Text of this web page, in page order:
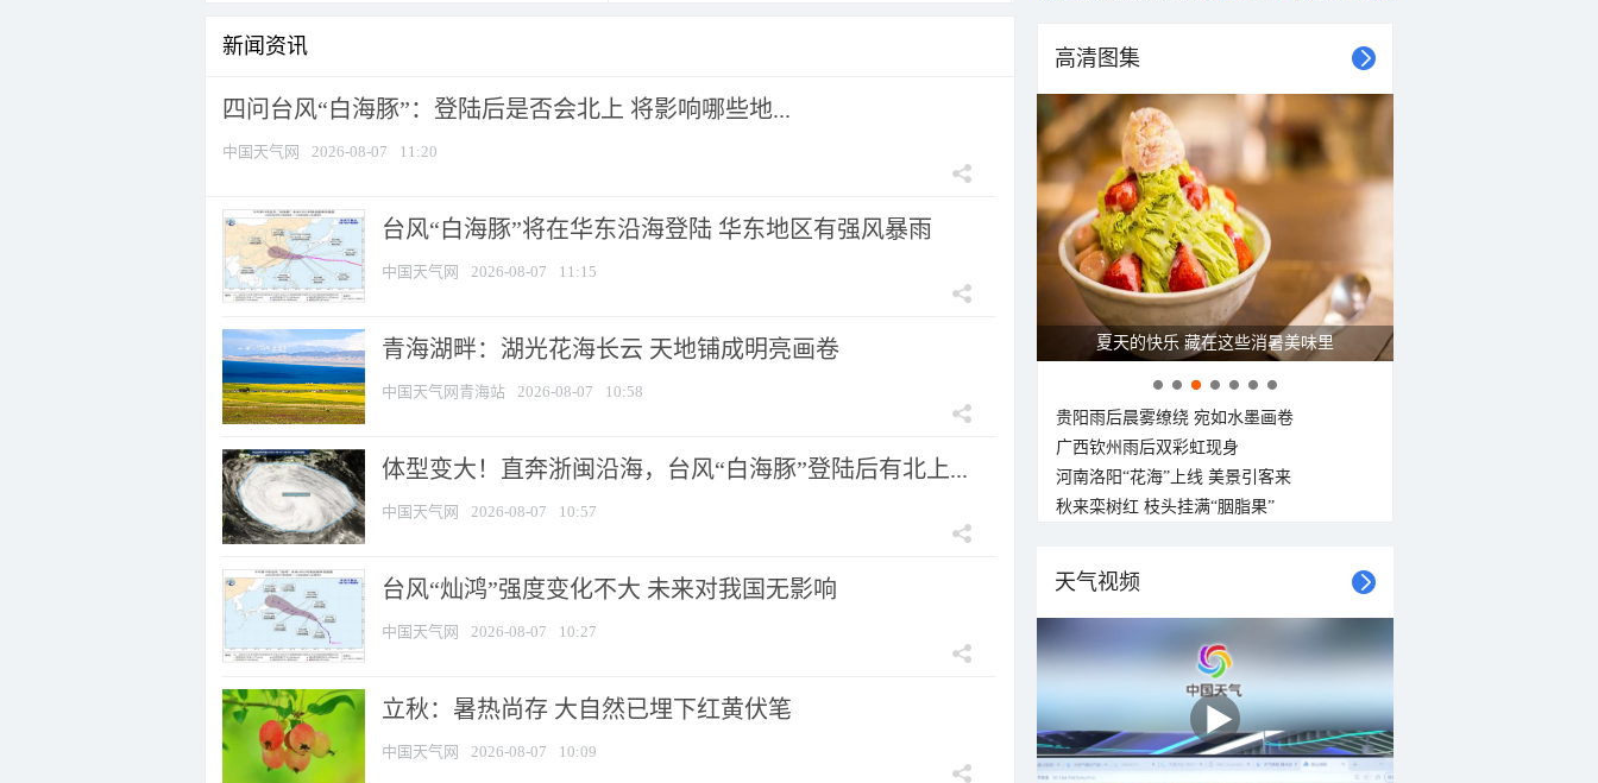
新闻资讯
四问台风“白海豚”：登陆后是否会北上 将影响哪些地...
中国天气网 2026-08-07 11:20
台风“白海豚”将在华东沿海登陆 华东地区有强风暴雨
中国天气网 2026-08-07 11:15
青海湖畔：湖光花海长云 天地铺成明亮画卷
中国天气网青海站 2026-08-07 10:58
体型变大！直奔浙闽沿海，台风“白海豚”登陆后有北上...
中国天气网 2026-08-07 10:57
台风“灿鸿”强度变化不大 未来对我国无影响
中国天气网 2026-08-07 10:27
立秋：暑热尚存 大自然已埋下红黄伏笔
中国天气网 2026-08-07 10:09
高清图集
夏天的快乐 藏在这些消暑美味里
贵阳雨后晨雾缭绕 宛如水墨画卷
广西钦州雨后双彩虹现身
河南洛阳“花海”上线 美景引客来
秋来栾树红 枝头挂满“胭脂果”
天气视频